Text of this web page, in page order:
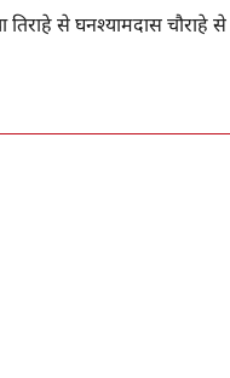
से घनश्यामदास चौराहे से